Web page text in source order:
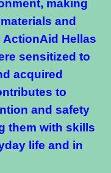
making
and
Hellas
sensitized to
acquired
to
and safety
them with skills
life and in